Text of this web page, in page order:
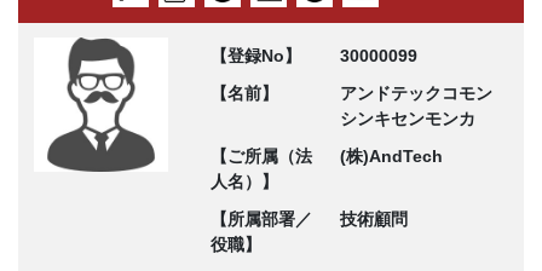
【登録No】
30000099
【名前】
アンドテックコモン
シンキセンモンカ
【ご所属（法
人名）】
(株)AndTech
【所属部署／
役職】
技術顧問